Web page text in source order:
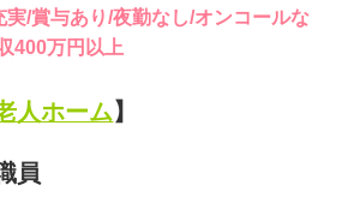
実/賞与あり/夜勤なし/オンコールな
400万円以上
人ホーム】
員